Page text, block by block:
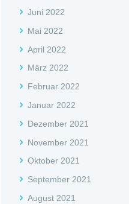
Juni 2022
Mai 2022
April 2022
März 2022
Februar 2022
Januar 2022
Dezember 2021
November 2021
Oktober 2021
September 2021
August 2021